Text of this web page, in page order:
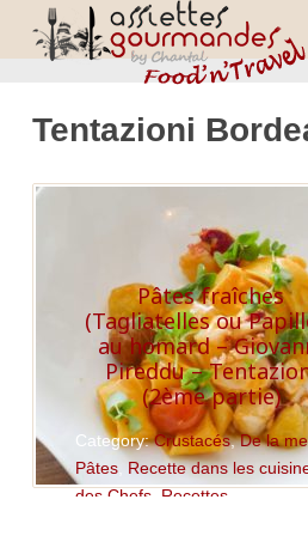
Tentazioni
Pâtes fraîches
(Tagliatelles ou
au homard –
Pireddu –
(2ème partie)
Category:Crustacés,De la
Pâtes, Recette dans les
des Chefs,Recettes